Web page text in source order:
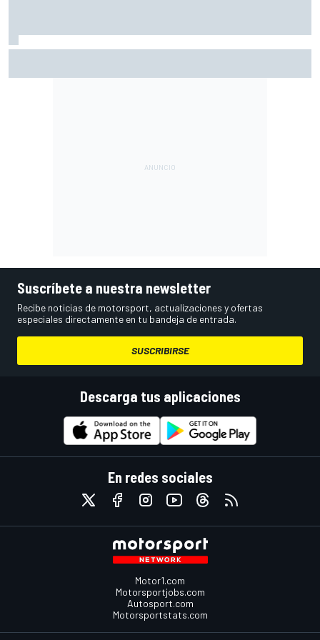
Suscríbete a nuestra newsletter
Recibe noticias de motorsport, actualizaciones y ofertas
especiales directamente en tu bandeja de entrada.
SUSCRIBIRSE
Descarga tus aplicaciones
En redes sociales
Motor1.com
Motorsportjobs.com
Autosport.com
Motorsportstats.com